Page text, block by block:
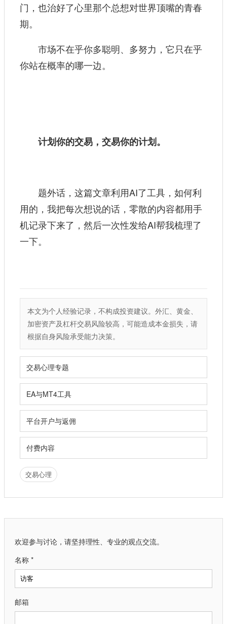
门，也治好了心里那个总想对世界顶嘴的青春
期。
市场不在乎你多聪明、多努力，它只在乎
你站在概率的哪一边。
计划你的交易，交易你的计划。
题外话，这篇文章利用AI了工具，如何利
用的，我把每次想说的话，零散的内容都用手
机记录下来了，然后一次性发给AI帮我梳理了
一下。
本文为个人经验记录，不构成投资建议。外汇、黄金、
加密资产及杠杆交易风险较高，可能造成本金损失，请
根据自身风险承受能力决策。
交易心理专题
EA与MT4工具
平台开户与返佣
付费内容
交易心理
欢迎参与讨论，请坚持理性、专业的观点交流。
名称 *
邮箱